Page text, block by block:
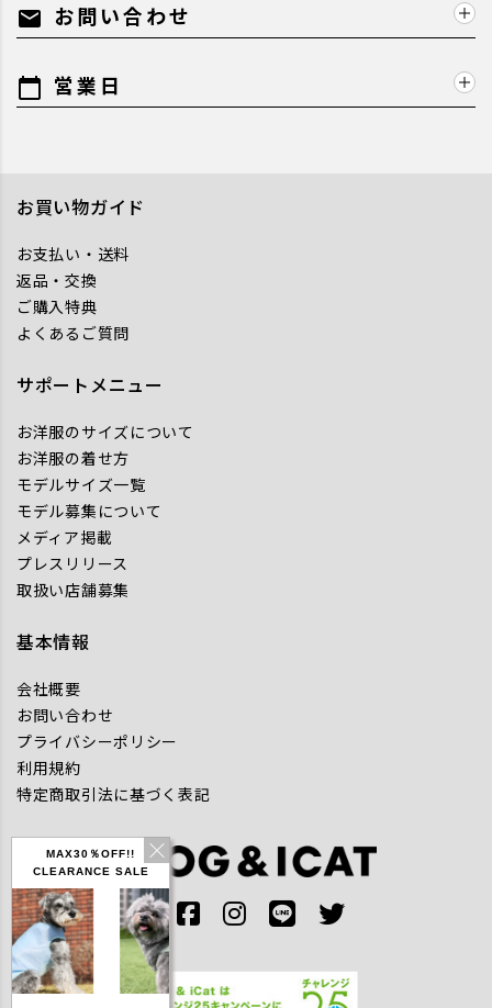
MAX30％OFF!!
CLEARANCE SALE
mail お問い合わせ
calendar_today 営業日
お買い物ガイド
お支払い・送料
返品・交換
ご購入特典
よくあるご質問
サポートメニュー
お洋服のサイズについて
お洋服の着せ方
モデルサイズ一覧
モデル募集について
メディア掲載
プレスリリース
取扱い店舗募集
基本情報
会社概要
お問い合わせ
プライバシーポリシー
利用規約
特定商取引法に基づく表記